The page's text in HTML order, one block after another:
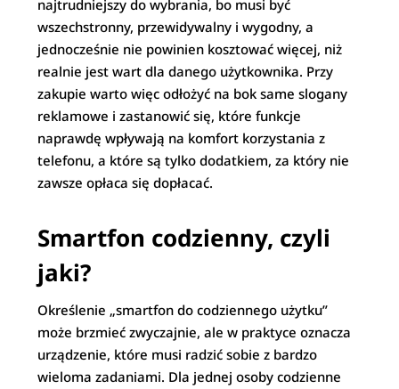
najtrudniejszy do wybrania, bo musi być
wszechstronny, przewidywalny i wygodny, a
jednocześnie nie powinien kosztować więcej, niż
realnie jest wart dla danego użytkownika. Przy
zakupie warto więc odłożyć na bok same slogany
reklamowe i zastanowić się, które funkcje
naprawdę wpływają na komfort korzystania z
telefonu, a które są tylko dodatkiem, za który nie
zawsze opłaca się dopłacać.
Smartfon codzienny, czyli
jaki?
Określenie „smartfon do codziennego użytku”
może brzmieć zwyczajnie, ale w praktyce oznacza
urządzenie, które musi radzić sobie z bardzo
wieloma zadaniami. Dla jednej osoby codzienne